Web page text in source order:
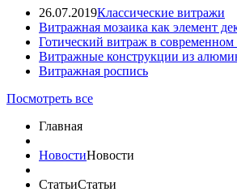
26.07.2019Классические витражи
Витражная мозаика как элемент
Готический витраж в современном
Витражные конструкции из
Витражная роспись
Посмотреть все
Главная
НовостиНовости
СтатьиСтатьи